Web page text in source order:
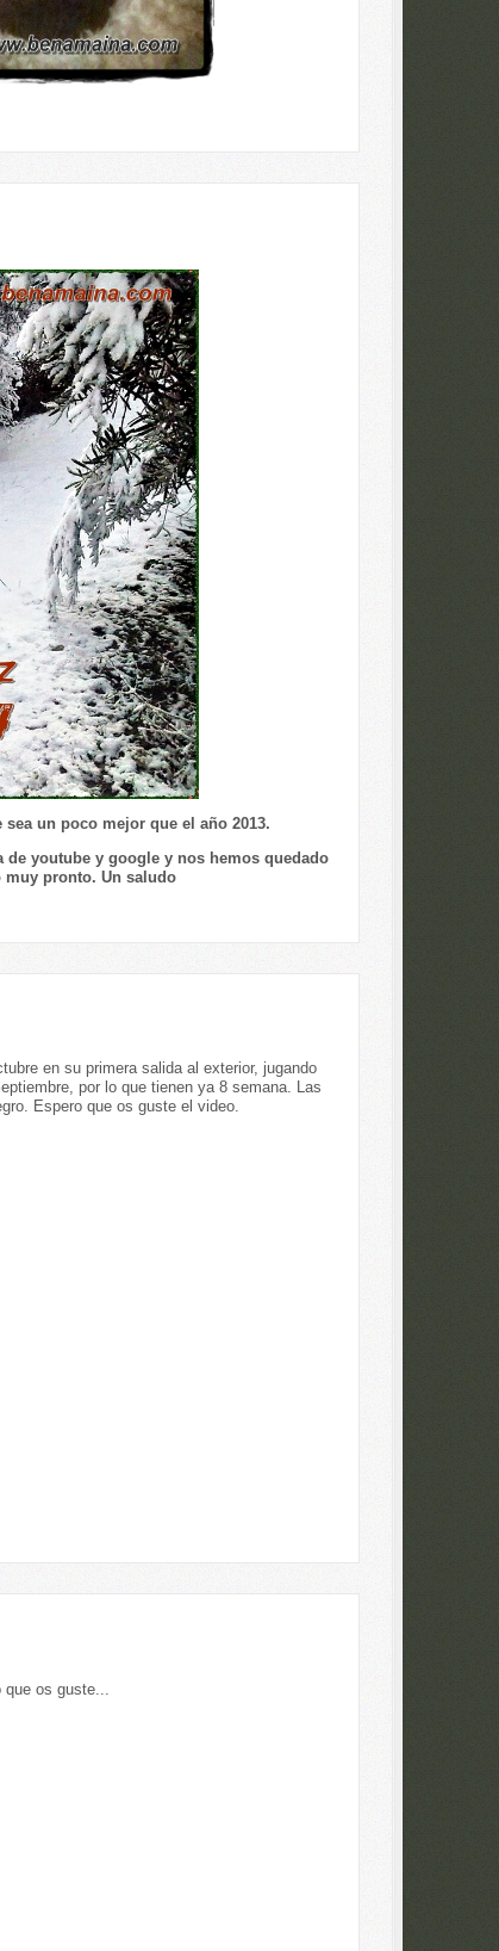
un poco mejor que el año 2013.
youtube y google y nos hemos quedado
muy pronto. Un saludo
en su primera salida al exterior, jugando
por lo que tienen ya 8 semana. Las
Espero que os guste el video.
os guste...